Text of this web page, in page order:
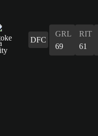
DFC
GRL
69
RIT
61